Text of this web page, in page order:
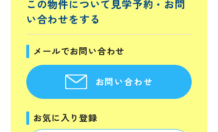
この物件について見学予約・ お問
い合わせをする
メールでお問い合わせ
お問い合わせ
お気に入り登録